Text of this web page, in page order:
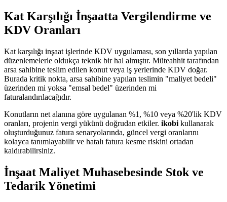
Kat Karşılığı İnşaatta Vergilendirme ve
KDV Oranları
Kat karşılığı inşaat işlerinde KDV uygulaması, son yıllarda yapılan
düzenlemelerle oldukça teknik bir hal almıştır. Müteahhit tarafından
arsa sahibine teslim edilen konut veya iş yerlerinde KDV doğar.
Burada kritik nokta, arsa sahibine yapılan teslimin "maliyet bedeli"
üzerinden mi yoksa "emsal bedel" üzerinden mi
faturalandırılacağıdır.
Konutların net alanına göre uygulanan %1, %10 veya %20'lik KDV
oranları, projenin vergi yükünü doğrudan etkiler. ikobi kullanarak
oluşturduğunuz fatura senaryolarında, güncel vergi oranlarını
kolayca tanımlayabilir ve hatalı fatura kesme riskini ortadan
kaldırabilirsiniz.
İnşaat Maliyet Muhasebesinde Stok ve
Tedarik Yönetimi